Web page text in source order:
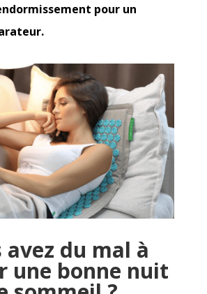
pour un
avez du mal à
une bonne nuit